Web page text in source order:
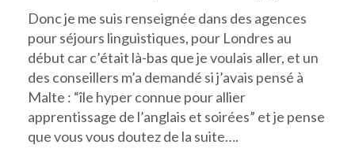
Donc je me suis renseignée dans des agences
pour séjours linguistiques, pour Londres au
début car c’était là-bas que je voulais aller, et un
des conseillers m’a demandé si j’avais pensé à
Malte : “île hyper connue pour allier
apprentissage de l’anglais et soirées” et je pense
que vous vous doutez de la suite….